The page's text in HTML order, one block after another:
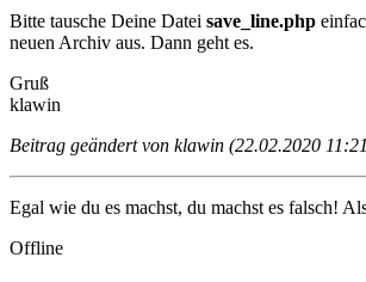
Bitte tausche Deine Datei save_line.php
neuen Archiv aus. Dann geht es.
Gruß
klawin
Beitrag geändert von klawin (22.02.2020
Egal wie du es machst, du machst es falsch!
Offline